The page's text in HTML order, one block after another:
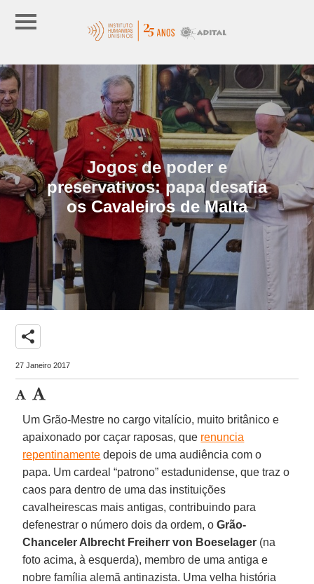
Jogos de poder e
preservativos: papa desafia
os Cavaleiros de Malta
share
27 Janeiro 2017
Um Grão-Mestre no cargo vitalício, muito britânico e
apaixonado por caçar raposas, que renuncia
repentinamente depois de uma audiência com o
papa. Um cardeal “patrono” estadunidense, que traz o
caos para dentro de uma das instituições
cavalheirescas mais antigas, contribuindo para
defenestrar o número dois da ordem, oGrão-
Chanceler Albrecht Freiherr von Boeselager (na
foto acima, à esquerda), membro de uma antiga e
nobre família alemã antinazista. Uma velha história